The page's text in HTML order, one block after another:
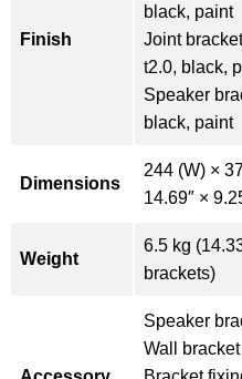
Finish
black, paint
Joint
t2.0, black,
Speaker
black, paint
Dimensions
244 (W) ×
14.69″ ×
Weight
6.5 kg
brackets)
Speaker
Wall